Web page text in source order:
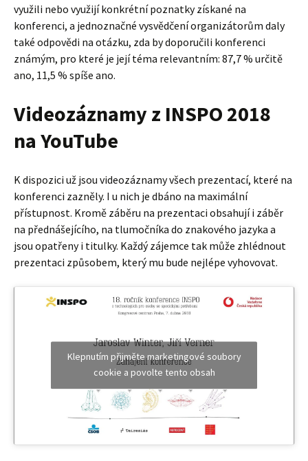
využili nebo využijí konkrétní poznatky získané na
konferenci, a jednoznačné vysvědčení organizátorům daly
také odpovědi na otázku, zda by doporučili konferenci
známým, pro které je její téma relevantním: 87,7 % určitě
ano, 11,5 % spíše ano.
Videozáznamy z INSPO 2018
na YouTube
K dispozici už jsou videozáznamy všech prezentací, které na
konferenci zazněly. I u nich je dbáno na maximální
přístupnost. Kromě záběru na prezentaci obsahují i záběr
na přednášejícího, na tlumočníka do znakového jazyka a
jsou opatřeny i titulky. Každý zájemce tak může zhlédnout
prezentaci způsobem, který mu bude nejlépe vyhovovat.
Klepnutím přijměte marketingové soubory
cookie a povolte tento obsah